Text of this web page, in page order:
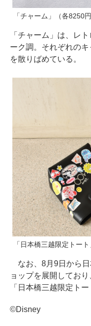
「チャーム」（各8250円
「チャーム」は、レ
ーク調。それぞれの
を散りばめている。
「日本橋三越限定トー
なお、8月9日から日
ョップを展開してお
「日本橋三越限定ト
©Disney